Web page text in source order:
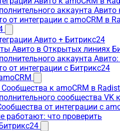
аккаунта Авито
от интеграции с amoCRM в
Авито + Битрикс24
Авито в Открытых линиях
аккаунта
от интеграции с Битрикс24
к amoCRM в
сообщества VK
от интеграции с
работают: что проверить